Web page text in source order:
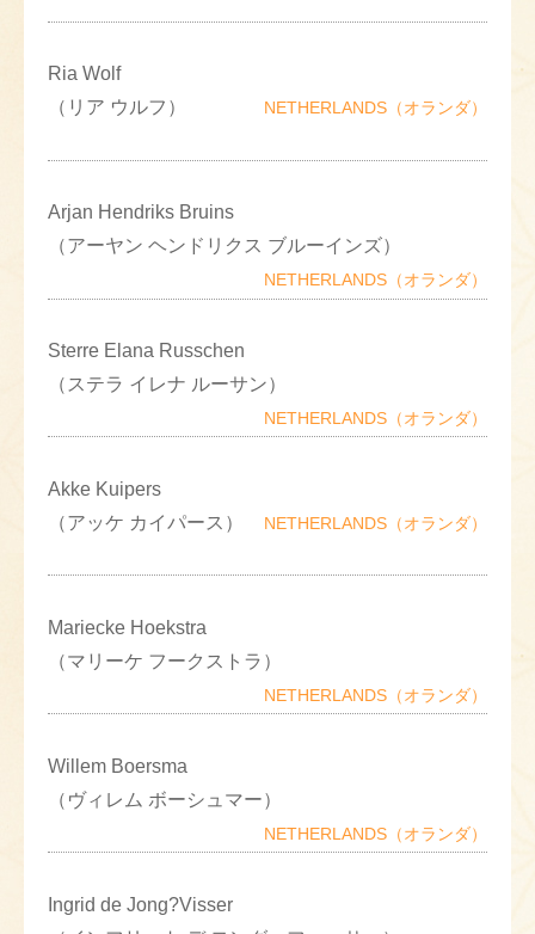
Ria Wolf
（リア ウルフ）
NETHERLANDS（オランダ）
Arjan Hendriks Bruins
（アーヤン ヘンドリクス ブルーインズ）
NETHERLANDS（オランダ）
Sterre Elana Russchen
（ステラ イレナ ルーサン）
NETHERLANDS（オランダ）
Akke Kuipers
（アッケ カイパース）
NETHERLANDS（オランダ）
Mariecke Hoekstra
（マリーケ フークストラ）
NETHERLANDS（オランダ）
Willem Boersma
（ヴィレム ボーシュマー）
NETHERLANDS（オランダ）
Ingrid de Jong?Visser